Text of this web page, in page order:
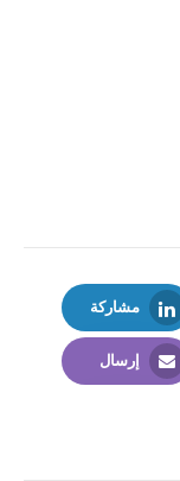
مشاركة
LinkedIn
إرسال